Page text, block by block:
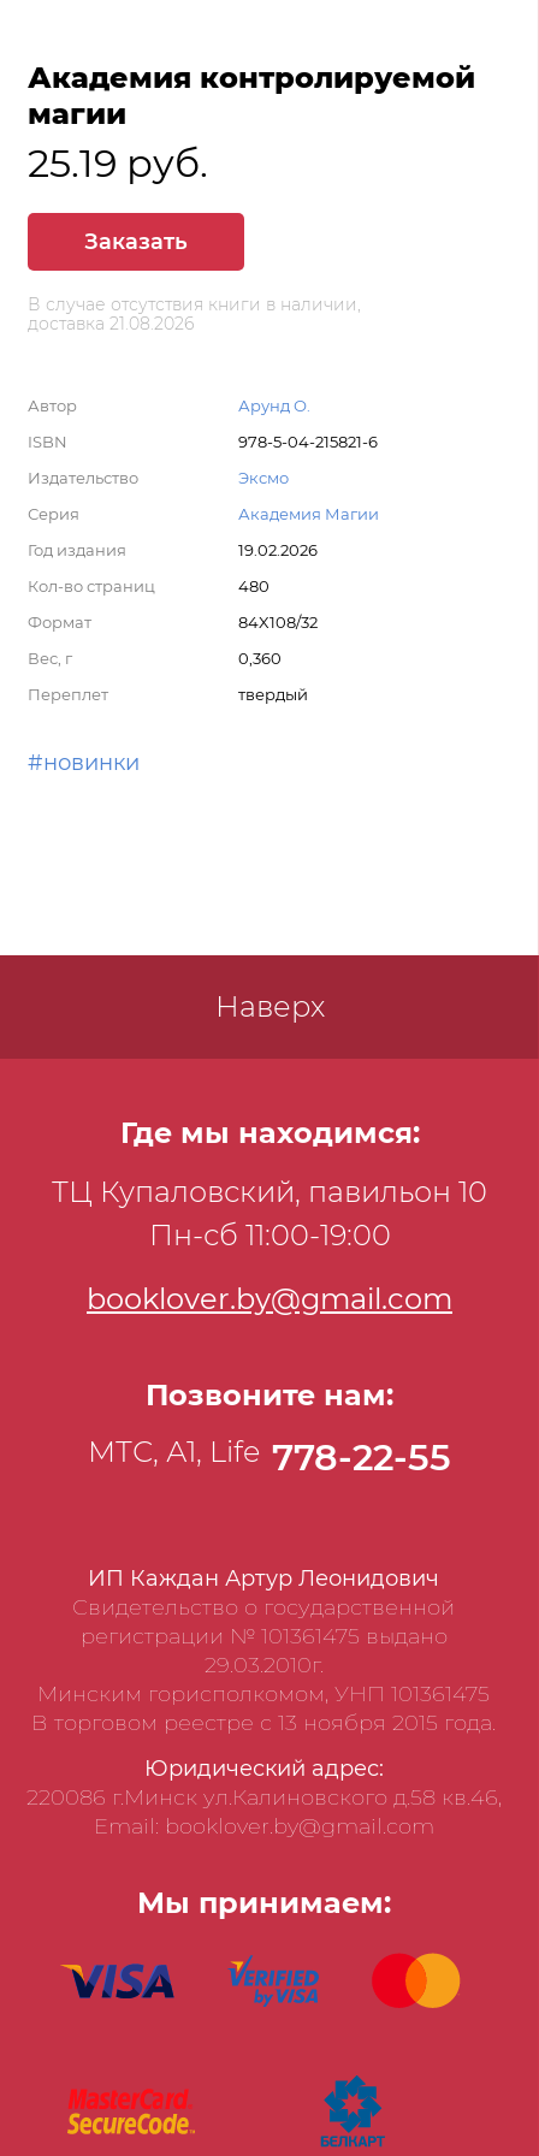
Академия контролируемой
магии
25.19 руб.
Заказать
В случае отсутствия книги в наличии,
доставка 21.08.2026
Автор
Арунд О.
ISBN
978-5-04-215821-6
Издательство
Эксмо
Серия
Академия Магии
Год издания
19.02.2026
Кол-во страниц
480
Формат
84X108/32
Вес, г
0,360
Переплет
твердый
#новинки
Наверх
ИП Каждан Артур Леонидович
Свидетельство о государственной
регистрации № 101361475 выдано
29.03.2010г.
Минским горисполкомом, УНП 101361475
В торговом реестре с 13 ноября 2015 года.
Юридический адрес:
220086 г.Минск ул.Калиновского д.58 кв.46,
Email: booklover.by@gmail.com
Мы принимаем:
Где мы находимся:
ТЦ Купаловский, павильон 10
Пн-сб 11:00-19:00
booklover.by@gmail.com
Позвоните нам:
МТС, А1, Life 778-22-55